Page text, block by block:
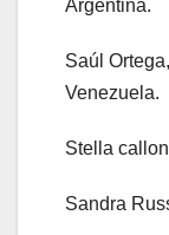
Argentina.
Saúl
Venezuela.
Stella
Sandra